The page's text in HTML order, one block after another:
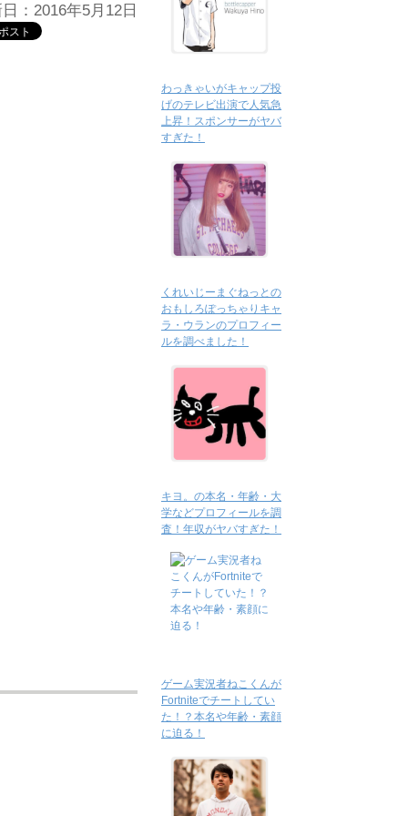
：2016年5月12日
わっきゃいがキャップ投
げのテレビ出演で人気急
上昇！スポンサーがヤバ
すぎた！
くれいじーまぐねっとの
おもしろぽっちゃりキャ
ラ・ウランのプロフィー
ルを調べました！
キヨ。の本名・年齢・大
学などプロフィールを調
査！年収がヤバすぎた！
ゲーム実況者ねこくんが
Fortniteでチートしてい
た！？本名や年齢・素顔
に迫る！